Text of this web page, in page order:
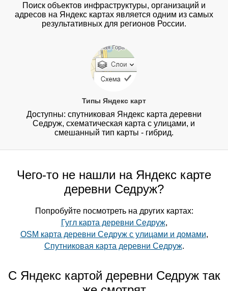
Поиск объектов инфраструктуры, организаций и
адресов на Яндекс картах является одним из самых
результативных для регионов России.
Типы Яндекс карт
Доступны: спутниковая Яндекс карта деревни
Седруж, схематическая карта с улицами, и
смешанный тип карты - гибрид.
Чего-то не нашли на Яндекс карте
деревни Седруж?
Попробуйте посмотреть на других картах:
Гугл карта деревни Седруж,
OSM карта деревни Седруж с улицами и домами,
Спутниковая карта деревни Седруж.
С Яндекс картой деревни Седруж так